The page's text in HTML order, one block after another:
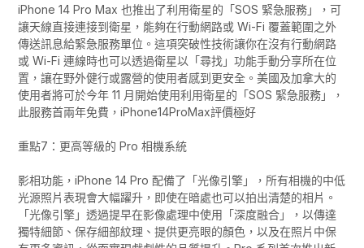
iPhone 14 Pro Max 也推出了利用衛星的「SOS 緊急服務」，可
讓天線直接連接到衛星，能夠在行動網路或 Wi-Fi 覆蓋範圍之外
傳送訊息給緊急服務單位。這項突破性技術讓你在沒有行動網路
或 Wi-Fi 連線時也可以透過衛星以「尋找」功能手動分享所在位
置，讓在野外健行或露營的使用者感到更安全。美國及加拿大的
使用者將可於今年 11 月開始使用利用衛星的「SOS 緊急服務」，
此服務首兩年免費，iPhone14ProMax評價極好
重點7：更高等級的 Pro 相機系統
影相功能，iPhone 14 Pro 配備了「光像引擎」，所有相機的中低
光源照片表現會大幅躍升，即使在暗處也可以拍出清楚的相片。
「光像引擎」透過提早在影像處理中使用「深度融合」，以傳達
獨特細節、保存細部紋理、提供更亮眼的顏色，以及在照片中保